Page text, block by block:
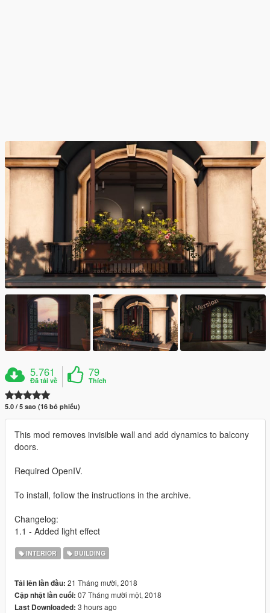
5.761
Đã tải về
79
Thích
5.0 / 5 sao (16 bỏ phiếu)
This mod removes invisible wall and add dynamics to balcony
doors.
Required OpenIV.
To install, follow the instructions in the archive.
Changelog:
1.1 - Added light effect
INTERIOR BUILDING
Tải lên lần đầu: 21 Tháng mười, 2018
Cập nhật lần cuối: 07 Tháng mười một, 2018
Last Downloaded: 3 hours ago